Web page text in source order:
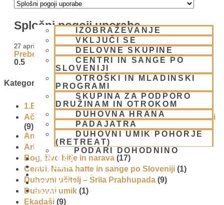
IZOBRAŽEVANJE
VKLJUČI SE
DELOVNE SKUPINE
CENTRI IN SANGE PO
SLOVENIJI
OTROŠKI IN MLADINSKI
PROGRAMI
SKUPINA ZA PODPORO
DRUŽINAM IN OTROKOM
DUHOVNA HRANA
PADAJATRA
DUHOVNI UMIK POHORJE
(RETREAT)
PODARI DOHODNINO
DONIRAJ
KOLEDAR
VAŠA VPRAŠANJA
PIŠI NAM
BLOG
Splošni pogoji uporabe
27 aprila, 2008
Preberi več »
Kategorije
1.Blog
(26)
Ačarje v sampradaji – duhovni učitelji iz preteklosti
(9)
Animacije
Arhiv
(4)
Bog, živo bitje in narava (17)
Centri, Nama hatte in sange po Sloveniji (1)
Duhovni učitelj – Šrila Prabhupada (9)
Duhovni umik (1)
Ekadaši (9)